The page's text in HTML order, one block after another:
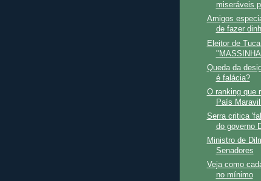
miseráveis
Amigos
de fazer
Eleitor de
Queda da
é falácia?
O ranking que
País
Serra critica
do governo
Ministro de
Senadores
Veja como
no mínimo